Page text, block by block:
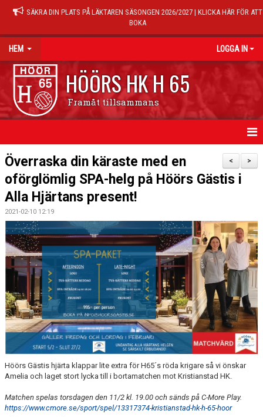
SÄKRA DIN PLATS PÅ LÄKTAREN SÄSONGEN 2026/2027 | KLICKA HÄR FÖR ATT
BOKA
HEM LOGGA IN
HÖÖRS HK H 65
Framåt tillsammans
HEM
NYHETER
KALENDER
MATCHER
TRÄNINGSTIDER
MEDLEMSAVGIFTER 2026/2027
USM
HANDBOLLSAKADEMIN
IDROTTSFÖRSÄKRINGAR
>
<
Överraska din käraste med en
oförglömlig SPA-helg på Höörs Gästis i
Alla Hjärtans present!
2021-02-10 12:19
Höörs Gästis hjärta klappar lite extra för H65´s röda krigare så vi önskar
Amelia och laget stort lycka till i bortamatchen mot Kristianstad HK.
Matchen spelas torsdagen den 11/2 kl. 19.00 och sänds på C-More Play.
https://www.cmore.se/sport/spel/13317374-kristianstad-hk-h-65-hoor